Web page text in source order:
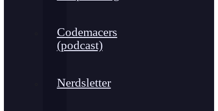
Codemacers
(podcast)
Nerdsletter